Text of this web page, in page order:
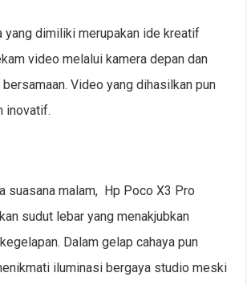
yang dimiliki merupakan ide kreatif
video melalui kamera depan dan
Video yang dihasilkan pun
inovatif.
suasana malam, Hp Poco X3 Pro
sudut lebar yang menakjubkan
Dalam gelap cahaya pun
iluminasi bergaya studio meski